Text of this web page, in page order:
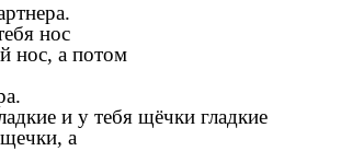
и у тебя нос
нос, а потом
и у тебя щёчки гладкие
а